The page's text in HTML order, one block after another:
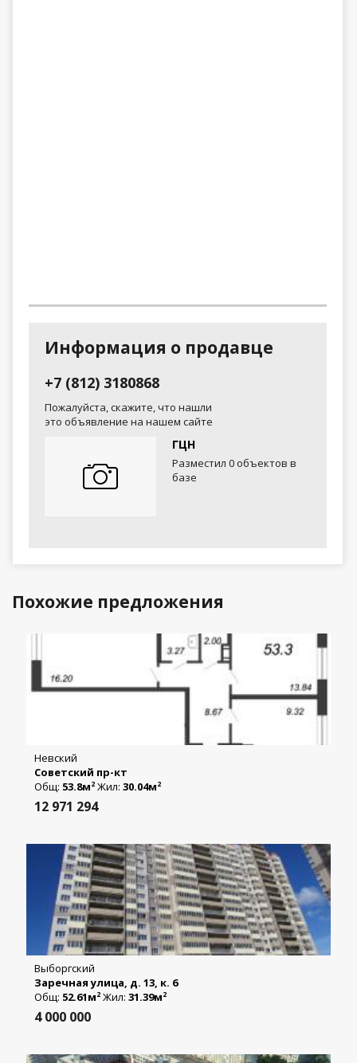
Информация о продавце
+7 (812) 3180868
Пожалуйста, скажите, что нашли
это объявление на нашем сайте
ГЦН
Разместил 0 объектов в
базе
Похожие предложения
Невский
Советский пр-кт
Общ: 53.8м2 Жил: 30.04м2
12 971 294
Выборгский
Заречная улица, д. 13, к. 6
Общ: 52.61м2 Жил: 31.39м2
4 000 000